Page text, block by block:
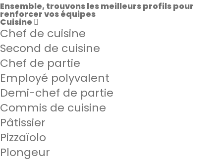
Ensemble, trouvons les meilleurs profils pour
renforcer vos équipes
Cuisine
Chef de cuisine
Second de cuisine
Chef de partie
Employé polyvalent
Demi-chef de partie
Commis de cuisine
Pâtissier
Pizzaïolo
Plongeur